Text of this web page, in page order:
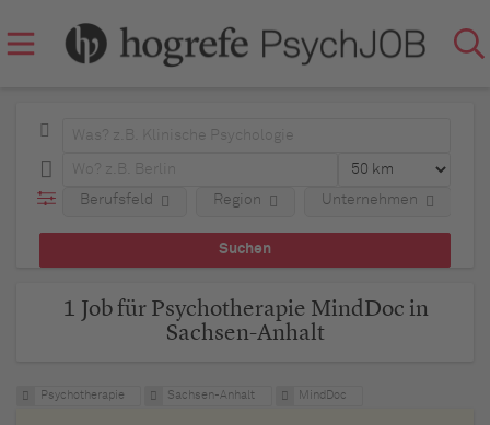
Berufsfeld Region Unternehmen
1 Job für Psychotherapie MindDoc in
Sachsen-Anhalt
Psychotherapie Sachsen-Anhalt MindDoc